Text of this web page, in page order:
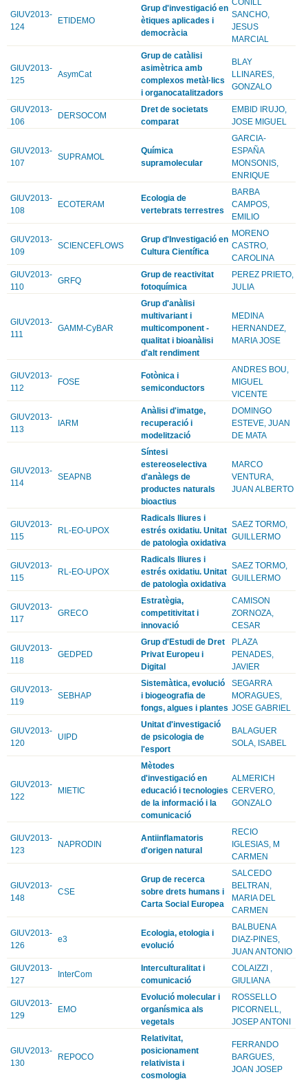
GIUV2013-
124
ETIDEMO
Grup d'investigació en
ètiques aplicades i
democràcia
SANCHO,
JESUS
MARCIAL
GIUV2013-
125
AsymCat
Grup de catàlisi
asimètrica amb
complexos metàl·lics
i organocatalitzadors
BLAY
LLINARES,
GONZALO
GIUV2013-
106
DERSOCOM
Dret de societats
comparat
EMBID IRUJO,
JOSE MIGUEL
GIUV2013-
107
SUPRAMOL
Química
supramolecular
GARCIA-
ESPAÑA
MONSONIS,
ENRIQUE
GIUV2013-
108
ECOTERAM
Ecologia de
vertebrats terrestres
BARBA
CAMPOS,
EMILIO
GIUV2013-
109
SCIENCEFLOWS
Grup d'Investigació en
Cultura Científica
MORENO
CASTRO,
CAROLINA
GIUV2013-
110
GRFQ
Grup de reactivitat
fotoquímica
PEREZ PRIETO,
JULIA
GIUV2013-
111
GAMM-CyBAR
Grup d'anàlisi
multivariant i
multicomponent -
qualitat i bioanàlisi
d'alt rendiment
MEDINA
HERNANDEZ,
MARIA JOSE
GIUV2013-
112
FOSE
Fotònica i
semiconductors
ANDRES BOU,
MIGUEL
VICENTE
GIUV2013-
113
IARM
Anàlisi d'imatge,
recuperació i
modelització
DOMINGO
ESTEVE, JUAN
DE MATA
GIUV2013-
114
SEAPNB
Síntesi
estereoselectiva
d'anàlegs de
productes naturals
bioactius
MARCO
VENTURA,
JUAN ALBERTO
GIUV2013-
115
RL-EO-UPOX
Radicals lliures i
estrés oxidatiu. Unitat
de patologìa oxidativa
SAEZ TORMO,
GUILLERMO
GIUV2013-
115
RL-EO-UPOX
Radicals lliures i
estrés oxidatiu. Unitat
de patologìa oxidativa
SAEZ TORMO,
GUILLERMO
GIUV2013-
117
GRECO
Estratègia,
competitivitat i
innovació
CAMISON
ZORNOZA,
CESAR
GIUV2013-
118
GEDPED
Grup d'Estudi de Dret
Privat Europeu i
Digital
PLAZA
PENADES,
JAVIER
GIUV2013-
119
SEBHAP
Sistemàtica, evolució
i biogeografia de
fongs, algues i plantes
SEGARRA
MORAGUES,
JOSE GABRIEL
GIUV2013-
120
UIPD
Unitat d'investigació
de psicologia de
l'esport
BALAGUER
SOLA, ISABEL
GIUV2013-
122
MIETIC
Mètodes
d'investigació en
educació i tecnologies
de la informació i la
comunicació
ALMERICH
CERVERO,
GONZALO
GIUV2013-
123
NAPRODIN
Antiinflamatoris
d'origen natural
RECIO
IGLESIAS, M
CARMEN
GIUV2013-
148
CSE
Grup de recerca
sobre drets humans i
Carta Social Europea
SALCEDO
BELTRAN,
MARIA DEL
CARMEN
GIUV2013-
126
e3
Ecologia, etologia i
evolució
BALBUENA
DIAZ-PINES,
JUAN ANTONIO
GIUV2013-
127
InterCom
Interculturalitat i
comunicació
COLAIZZI ,
GIULIANA
GIUV2013-
129
EMO
Evolució molecular i
organísmica als
vegetals
ROSSELLO
PICORNELL,
JOSEP ANTONI
GIUV2013-
130
REPOCO
Relativitat,
posicionament
relativista i
cosmologia
FERRANDO
BARGUES,
JOAN JOSEP